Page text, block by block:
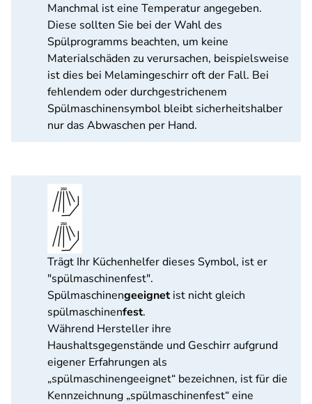
Manchmal ist eine Temperatur angegeben.
Diese sollten Sie bei der Wahl des
Spülprogramms beachten, um keine
Materialschäden zu verursachen, beispielsweise
ist dies bei Melamingeschirr oft der Fall. Bei
fehlendem oder durchgestrichenem
Spülmaschinensymbol bleibt sicherheitshalber
nur das Abwaschen per Hand.
Trägt Ihr Küchenhelfer dieses Symbol, ist er
"spülmaschinenfest".
Spülmaschinengeeignetist nicht gleich
spülmaschinenfest.
Während Hersteller ihre
Haushaltsgegenstände und Geschirr aufgrund
eigener Erfahrungen als
„spülmaschinengeeignet“ bezeichnen, ist für die
Kennzeichnung „spülmaschinenfest“ eine